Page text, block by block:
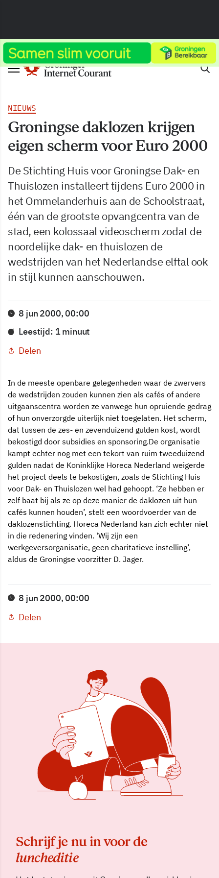
NIEUWS
Groningse daklozen krijgen
eigen scherm voor Euro 2000
De Stichting Huis voor Groningse Dak- en
Thuislozen installeert tijdens Euro 2000 in
het Ommelanderhuis aan de Schoolstraat,
één van de grootste opvangcentra van de
stad, een kolossaal videoscherm zodat de
noordelijke dak- en thuislozen de
wedstrijden van het Nederlandse elftal ook
in stijl kunnen aanschouwen.
8 jun 2000, 00:00
Leestijd: 1 minuut
Delen
In de meeste openbare gelegenheden waar de zwervers
de wedstrijden zouden kunnen zien als cafés of andere
uitgaanscentra worden ze vanwege hun opruiende gedrag
of hun onverzorgde uiterlijk niet toegelaten. Het scherm,
dat tussen de zes- en zevenduizend gulden kost, wordt
bekostigd door subsidies en sponsoring.De organisatie
kampt echter nog met een tekort van ruim tweeduizend
gulden nadat de Koninklijke Horeca Nederland weigerde
het project deels te bekostigen, zoals de Stichting Huis
voor Dak- en Thuislozen wel had gehoopt. ‘Ze hebben er
zelf baat bij als ze op deze manier de daklozen uit hun
cafés kunnen houden’, stelt een woordvoerder van de
daklozenstichting. Horeca Nederland kan zich echter niet
in die redenering vinden. ‘Wij zijn een
werkgeversorganisatie, geen charitatieve instelling’,
aldus de Groningse voorzitter D. Jager.
8 jun 2000, 00:00
Delen
Schrijf je nu in voor de
luncheditie